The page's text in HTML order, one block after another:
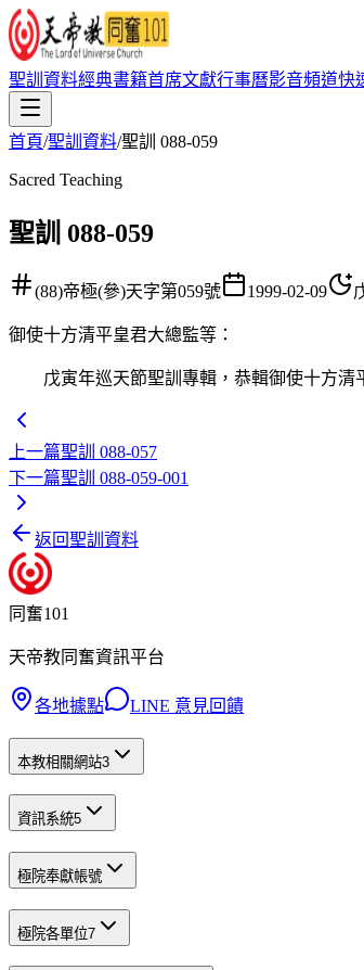
聖訓資料經典書籍首席文獻行事曆影音頻道快
首頁/聖訓資料/聖訓 088-059
Sacred Teaching
聖訓 088-059
(88)帝極(參)天字第059號 1999-02-09
御使十方清平皇君大總監等 ：
戊寅年巡天節聖訓專輯，恭輯御使十方清平
上一篇聖訓 088-057
下一篇聖訓 088-059-001
返回聖訓資料
同奮101
天帝教同奮資訊平台
各地據點 LINE 意見回饋
本教相關網站3
資訊系統5
極院奉獻帳號
極院各單位7